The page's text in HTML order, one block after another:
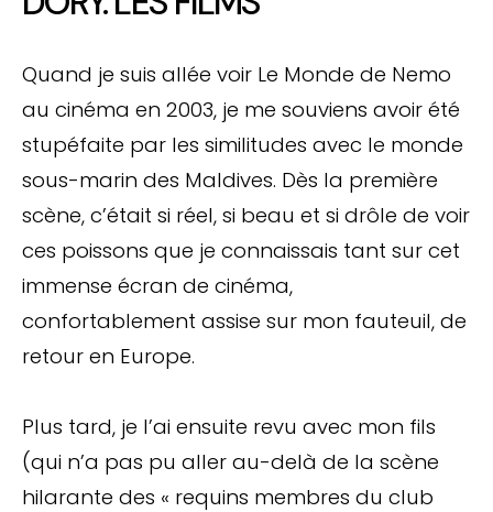
Quand je suis allée voir Le Monde de Nemo
au cinéma en 2003, je me souviens avoir été
stupéfaite par les similitudes avec le monde
sous-marin des Maldives. Dès la première
scène, c’était si réel, si beau et si drôle de voir
ces poissons que je connaissais tant sur cet
immense écran de cinéma,
confortablement assise sur mon fauteuil, de
retour en Europe.
Plus tard, je l’ai ensuite revu avec mon fils
(qui n’a pas pu aller au-delà de la scène
hilarante des « requins membres du club